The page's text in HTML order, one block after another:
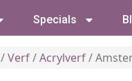
Specials
/Verf/Acrylverf/